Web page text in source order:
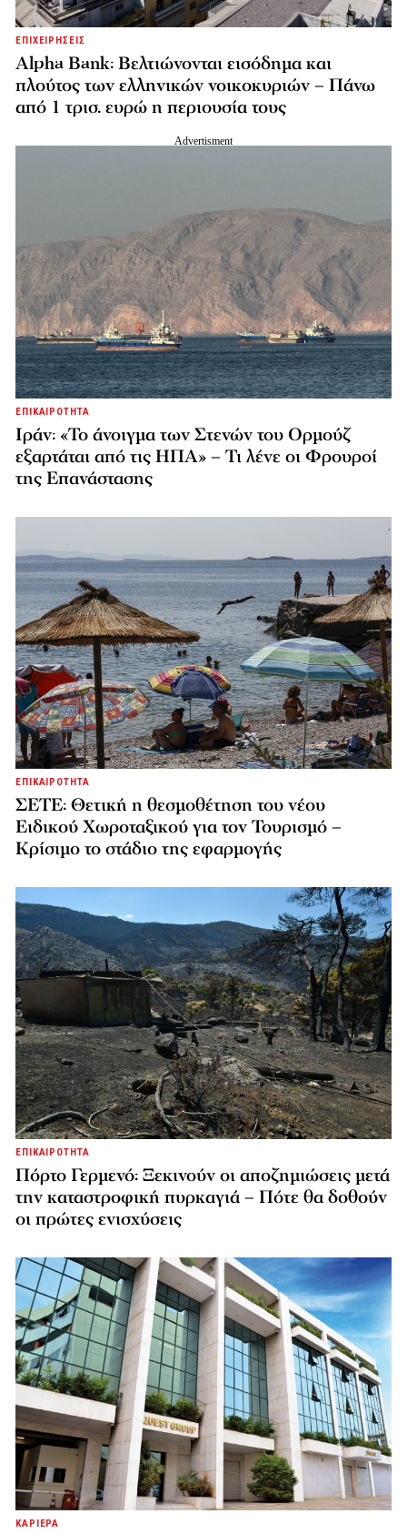
ΕΠΙΧΕΙΡΗΣΕΙΣ
Alpha Bank: Βελτιώνονται εισόδημα και
πλούτος των ελληνικών νοικοκυριών – Πάνω
από 1 τρισ. ευρώ η περιουσία τους
ΕΠΙΚΑΙΡΟΤΗΤΑ
Ιράν: «Το άνοιγμα των Στενών του Ορμούζ
εξαρτάται από τις ΗΠΑ» – Τι λένε οι Φρουροί
της Επανάστασης
ΕΠΙΚΑΙΡΟΤΗΤΑ
ΣΕΤΕ: Θετική η θεσμοθέτηση του νέου
Ειδικού Χωροταξικού για τον Τουρισμό –
Κρίσιμο το στάδιο της εφαρμογής
ΕΠΙΚΑΙΡΟΤΗΤΑ
Πόρτο Γερμενό: Ξεκινούν οι αποζημιώσεις μετά
την καταστροφική πυρκαγιά – Πότε θα δοθούν
οι πρώτες ενισχύσεις
ΚΑΡΙΕΡΑ